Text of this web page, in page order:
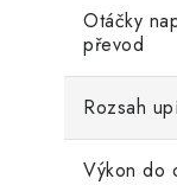
Otáčky
převod
Rozsah
Výkon do